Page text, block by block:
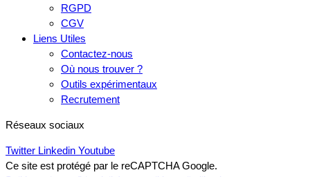
RGPD
CGV
Liens Utiles
Contactez-nous
Où nous trouver ?
Outils expérimentaux
Recrutement
Réseaux sociaux
Twitter Linkedin Youtube
Ce site est protégé par le reCAPTCHA Google.